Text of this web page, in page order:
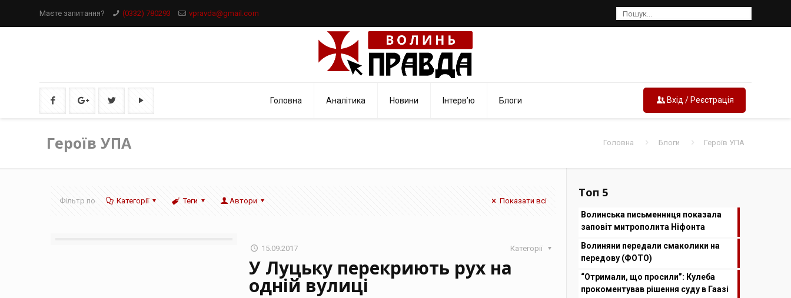
Маєте запитання? (0332) 780293 vpravda@gmail.com
Головна Аналітика Новини Інтерв’ю Блоги Вхід / Реєстрація
Героїв УПА Головна Блоги Героїв УПА
Фільтр по Категорії Теги Автори Показати всі
15.09.2017 Категорії
У Луцьку перекриють рух на
одній вулиці
Топ 5
Волинська письменниця показала
заповіт митрополита Ніфонта
Волиняни передали смаколики на
передову (ФОТО)
“Отримали, що просили”: Кулеба
прокоментував рішення суду в Гаазі